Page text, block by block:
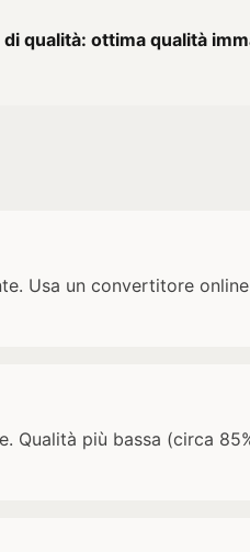
qualità: ottima qualità
Usa un convertitore
Qualità più bassa (circa